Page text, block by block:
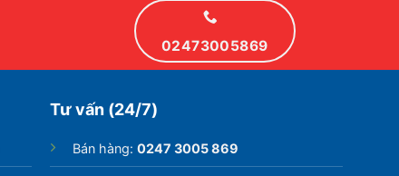
02473005869
Tư vấn (24/7)
Bán hàng: 0247 3005 869